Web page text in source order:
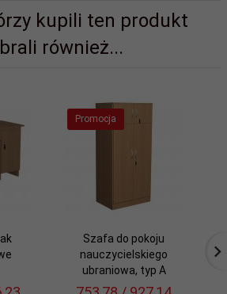
kupili ten produkt
również...
Promocja
Szafa do pokoju
nauczycielskiego
ubraniowa, typ A